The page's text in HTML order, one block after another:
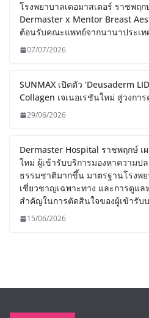
โรงพยาบาลเดอมาสเตอร์ ราชพฤก
Dermaster x Mentor Breast
ต้อนรับคณะแพทย์จากนานาประเท
07/07/2026
SUNMAX เปิดตัว ‘Deusaderm
Collagen เจเนอเรชันใหม่ สู่วงกา
29/06/2026
Dermaster Hospital ราชพฤกษ์ เ
ใหม่ ผู้เข้ารับบริการมองหาความป
ธรรมชาติมากขึ้น มาตรฐานโรงพ
เชี่ยวชาญเฉพาะทาง และการดูแล
สำคัญในการตัดสินใจของผู้เข้ารับ
15/06/2026